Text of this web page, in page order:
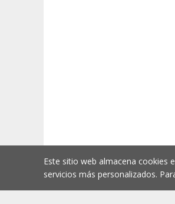
Este sitio web almacena cookies
servicios más personalizados.